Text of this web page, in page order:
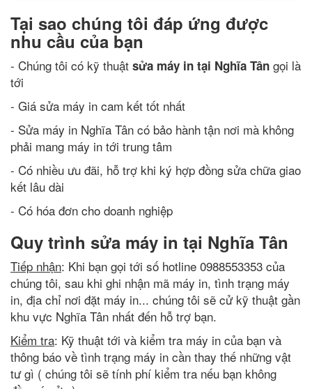
Tại sao chúng tôi đáp ứng được
nhu cầu của bạn
- Chúng tôi có kỹ thuật sửa máy in tại Nghĩa Tân gọi là
tới
- Giá sửa máy in cam kết tốt nhất
- Sửa máy in Nghĩa Tân có bảo hành tận nơi mà không
phải mang máy in tới trung tâm
- Có nhiều ưu đãi, hỗ trợ khi ký hợp đồng sửa chữa giao
kết lâu dài
- Có hóa đơn cho doanh nghiệp
Quy trình sửa máy in tại Nghĩa Tân
Tiếp nhận: Khi bạn gọi tới số hotline 0988553353 của
chúng tôi, sau khi ghi nhận mã máy in, tình trạng máy
in, địa chỉ nơi đặt máy in... chúng tôi sẽ cử kỹ thuật gần
khu vực Nghĩa Tân nhất đến hỗ trợ bạn.
Kiểm tra: Kỹ thuật tới và kiểm tra máy in của bạn và
thông báo về tình trạng máy in cần thay thế những vật
tư gì ( chúng tôi sẽ tính phí kiểm tra nếu bạn không